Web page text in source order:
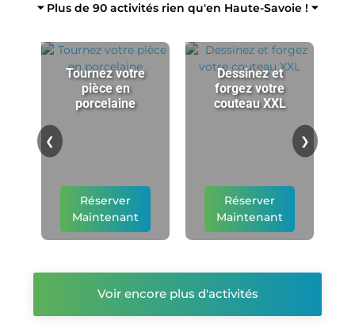
⏷ Plus de 90 activités rien qu'en Haute-Savoie ! ⏷
Tournez votre
pièce en
porcelaine
Réserver
Maintenant
Dessinez et
forgez votre
couteau XXL
Réserver
Maintenant
❮ ❯
Voir encore plus d'activités